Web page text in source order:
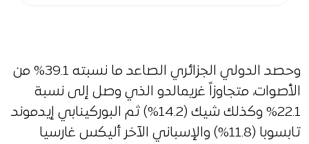
وحصد الدولي الجزائري الصاعد ما نسبته 39.1% من
الأصوات، متجاوزاً غريمالدو الذي وصل إلى نسبة
22.1% وكذلك شيك (14.2%) ثم البوركينابي إيدموند
تابسوبا (11.8%) والإسباني الآخر أليكس غارسيا